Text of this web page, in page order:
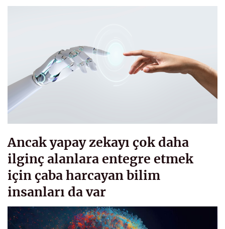
Ancak yapay zekayı çok daha
ilginç alanlara entegre etmek
için çaba harcayan bilim
insanları da var